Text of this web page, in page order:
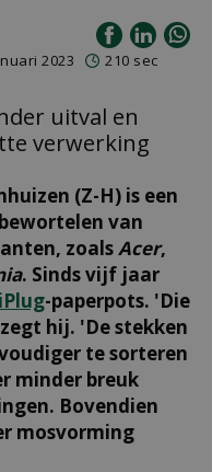
2023 210 sec
uitval en
verwerking
(Z-H) is een
van
zoalsAcer,
. Sinds vijf jaar
-paperpots. 'Die
hij. 'De stekken
te sorteren
minder breuk
Bovendien
mosvorming